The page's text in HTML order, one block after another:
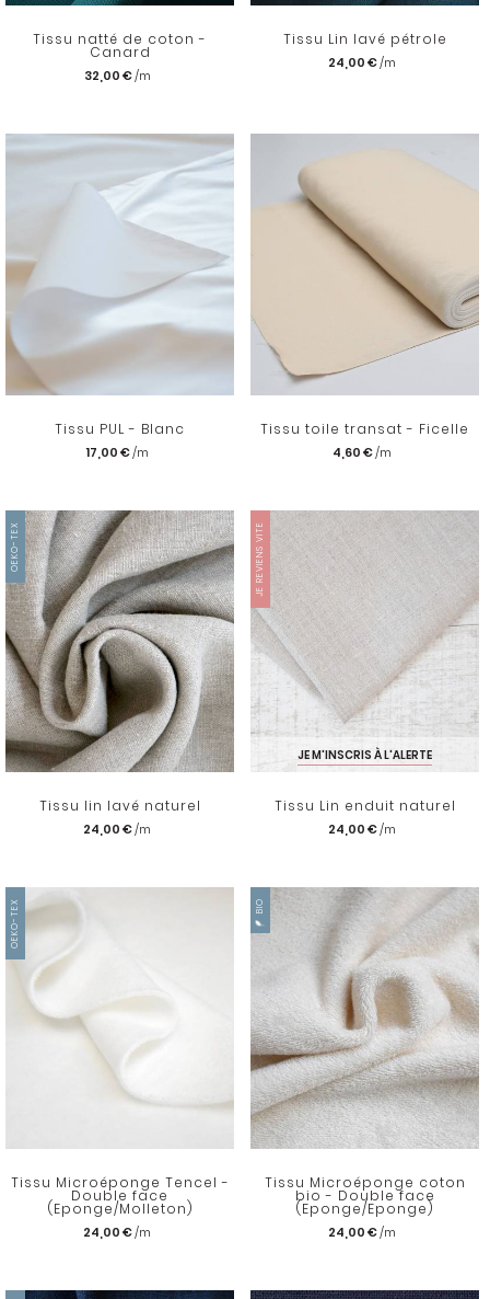
Tissu natté de coton -
Canard
32,00 €
Tissu Lin lavé pétrole
24,00 €
Tissu PUL - Blanc
17,00 €
Tissu toile transat - Ficelle
4,60 €
OEKO-TEX
Tissu lin lavé naturel
24,00 €
JE REVIENS VITE
JE M'INSCRIS À L'ALERTE
Tissu Lin enduit naturel
24,00 €
OEKO-TEX
Tissu Microéponge Tencel -
Double face
(Eponge/Molleton)
24,00 €
BIO
Tissu Microéponge coton
bio - Double face
(Eponge/Eponge)
24,00 €